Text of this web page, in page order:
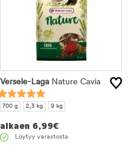
Versele-Laga Nature Cavia
700 g 2,3 kg 9 kg
alkaen 6,99€
Löytyy varastosta